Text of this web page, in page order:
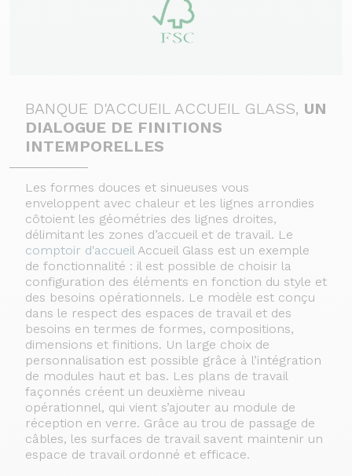
BANQUE D'ACCUEIL ACCUEIL GLASS, UN
DIALOGUE DE FINITIONS
INTEMPORELLES
Les formes douces et sinueuses vous
enveloppent avec chaleur et les lignes arrondies
côtoient les géométries des lignes droites,
délimitant les zones d’accueil et de travail. Le
comptoir d'accueilAccueil Glass est un exemple
de fonctionnalité : il est possible de choisir la
configuration des éléments en fonction du style et
des besoins opérationnels. Le modèle est conçu
dans le respect des espaces de travail et des
besoins en termes de formes, compositions,
dimensions et finitions. Un large choix de
personnalisation est possible grâce à l’intégration
de modules haut et bas. Les plans de travail
façonnés créent un deuxième niveau
opérationnel, qui vient s’ajouter au module de
réception en verre. Grâce au trou de passage de
câbles, les surfaces de travail savent maintenir un
espace de travail ordonné et efficace.